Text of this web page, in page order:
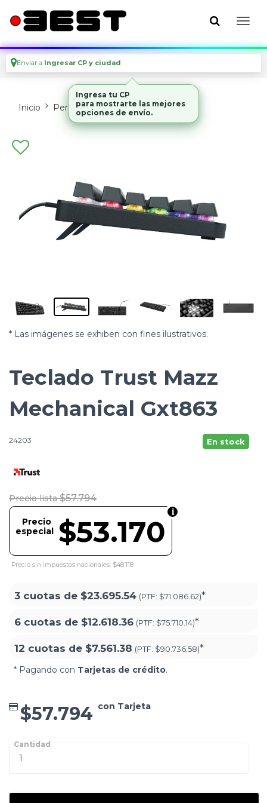
Enviar a Ingresar CP y ciudad
Inicio Perifericos Teclados
* Las imágenes se exhiben con fines ilustrativos.
Teclado Trust Mazz
Mechanical Gxt863
24203 En stock
Precio lista $57.794
$53.170
Precio
especial
Precio sin impuestos nacionales: $48.118
3 cuotas de $23.695.54 (PTF: $71.086.62)*
6 cuotas de $12.618.36 (PTF: $75.710.14)*
12 cuotas de $7.561.38 (PTF: $90.736.58)*
* Pagando con Tarjetas de crédito.
$57.794 con Tarjeta
Cantidad
Ingresa tu CP
para mostrarte las mejores
opciones de envío.